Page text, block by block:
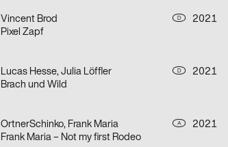
Vincent Brod D
2021
Pixel Zapf
Lucas Hesse, Julia Löffler D
2021
Brach und Wild
OrtnerSchinko, Frank Maria A
2021
Frank Maria – Not my first Rodeo